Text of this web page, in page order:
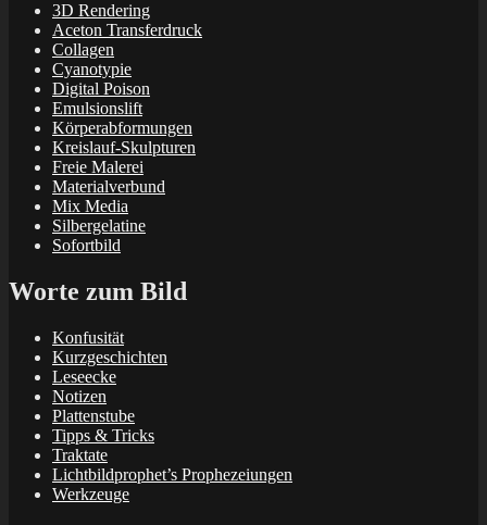
3D Rendering
Aceton Transferdruck
Collagen
Cyanotypie
Digital Poison
Emulsionslift
Körperabformungen
Kreislauf-Skulpturen
Freie Malerei
Materialverbund
Mix Media
Silbergelatine
Sofortbild
Worte zum Bild
Konfusität
Kurzgeschichten
Leseecke
Notizen
Plattenstube
Tipps & Tricks
Traktate
Lichtbildprophet’s Prophezeiungen
Werkzeuge